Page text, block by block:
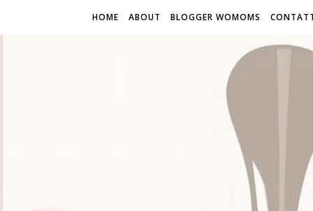
HOME ABOUT BLOGGER WOMOMS